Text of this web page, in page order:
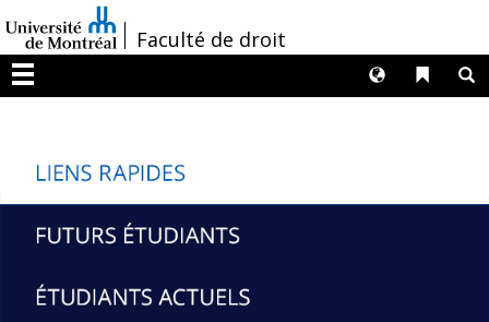
au
contenu
/Faculté de droit
Menu
Liens
Langues